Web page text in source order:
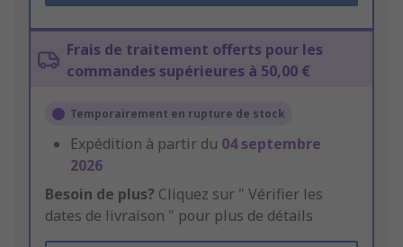
Frais de traitement offerts pour les
commandes supérieures à 50,00 €
Temporairement en rupture de stock
Expédition à partir du 04 septembre
2026
Besoin de plus? Cliquez sur " Vérifier les
dates de livraison " pour plus de détails